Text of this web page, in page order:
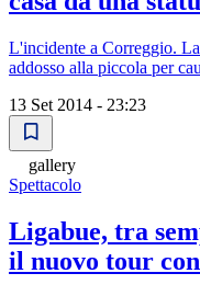
L'incidente a Correggio.
addosso alla piccola per
13 Set 2014 - 23:23
gallery
Spettacolo
Ligabue, tra
il nuovo tour